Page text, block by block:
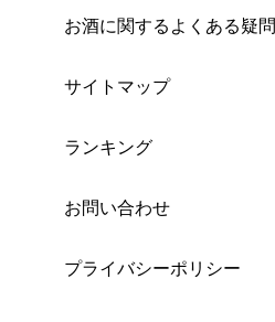
お酒に関するよくある疑問
サイトマップ
ランキング
お問い合わせ
プライバシーポリシー